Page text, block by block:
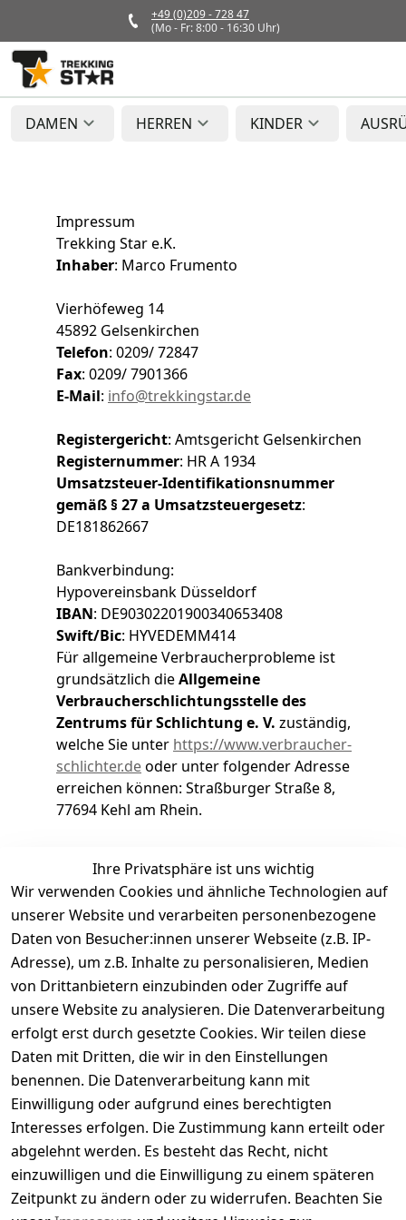
+49 (0)209 - 728 47
(Mo - Fr: 8:00 - 16:30 Uhr)
DAMEN HERREN KINDER
Informationen
Jobs
AGB
Datenschutz
Rücksendungen
Zahlarten und Versand
Kontakt
Impressum
Impressum
Trekking Star e.K.
Inhaber: Marco Frumento
Vierhöfeweg 14
45892 Gelsenkirchen
Telefon: 0209/ 72847
Fax: 0209/ 7901366
E-Mail: info@trekkingstar.de
Registergericht: Amtsgericht Gelsenkirchen
Registernummer: HR A 1934
Umsatzsteuer-Identifikationsnummer
gemäß § 27 a Umsatzsteuergesetz:
DE181862667
Bankverbindung:
Hypovereinsbank Düsseldorf
IBAN: DE90302201900340653408
Swift/Bic: HYVEDEMM414
Für allgemeine Verbraucherprobleme ist
grundsätzlich dieAllgemeine
Verbraucherschlichtungsstelle des
Zentrums für Schlichtung e. V. zuständig,
welche Sie unter https://www.verbraucher-
schlichter.deoder unter folgender Adresse
erreichen können: Straßburger Straße 8,
77694 Kehl am Rhein.
Teilnahme am Streitbeilegungsverfahren
weder bereit noch dazu verpflichtet sind.
Ihre Privatsphäre ist uns wichtig
Wir verwenden Cookies und ähnliche Technologien auf
unserer Website und verarbeiten personenbezogene
Daten von Besucher:innen unserer Webseite (z.B. IP-
Adresse), um z.B. Inhalte zu personalisieren, Medien
von Drittanbietern einzubinden oder Zugriffe auf
unsere Website zu analysieren. Die Datenverarbeitung
erfolgt erst durch gesetzte Cookies. Wir teilen diese
Daten mit Dritten, die wir in den Einstellungen
benennen. Die Datenverarbeitung kann mit
Einwilligung oder aufgrund eines berechtigten
Interesses erfolgen. Die Zustimmung kann erteilt oder
abgelehnt werden. Es besteht das Recht, nicht
einzuwilligen und die Einwilligung zu einem späteren
Zeitpunkt zu ändern oder zu widerrufen. Beachten Sie